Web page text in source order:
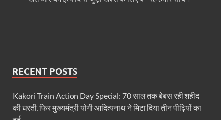
MP CP Joshi Meeting With Mandaviya: सांसद
RECENT POSTS
Kakori Train Action Day Special: 70 साल तक बेबस रही शहीद
की धरती, फिर मुख्यमंत्री योगी आदित्यनाथ ने मिटा दिया तीन पीढ़ियों का